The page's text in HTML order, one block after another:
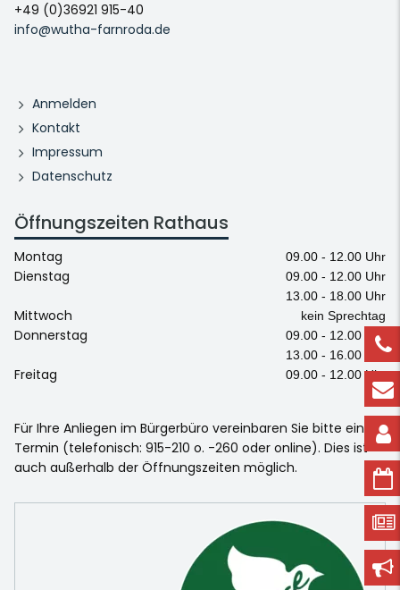
+49 (0)36921 915-40
info@wutha-farnroda.de
Anmelden
Kontakt
Impressum
Datenschutz
Öffnungszeiten Rathaus
Montag 09.00 - 12.00 Uhr
Dienstag
09.00 - 12.00 Uhr
13.00 - 18.00 Uhr
Mittwoch kein Sprechtag
Donnerstag
09.00 - 12.00 Uhr
13.00 - 16.00 Uhr
Freitag 09.00 - 12.00 Uhr
Für Ihre Anliegen im Bürgerbüro vereinbaren Sie bitte einen
Termin (telefonisch: 915-210 o. -260 oder online). Dies ist
auch außerhalb der Öffnungszeiten möglich.